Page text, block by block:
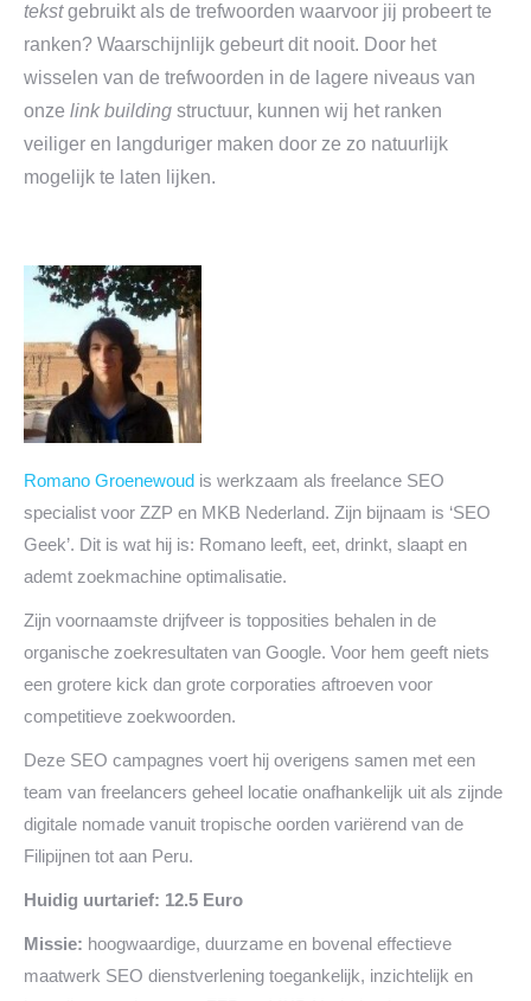
tekstgebruikt als de trefwoorden waarvoor jij probeert te
ranken? Waarschijnlijk gebeurt dit nooit. Door het
wisselen van de trefwoorden in de lagere niveaus van
onze link building structuur, kunnen wij het ranken
veiliger en langduriger maken door ze zo natuurlijk
mogelijk te laten lijken.
Romano Groenewoud is werkzaam als freelance SEO
specialist voor ZZP en MKB Nederland. Zijn bijnaam is ‘SEO
Geek’. Dit is wat hij is: Romano leeft, eet, drinkt, slaapt en
ademt zoekmachine optimalisatie.
Zijn voornaamste drijfveer is topposities behalen in de
organische zoekresultaten van Google. Voor hem geeft niets
een grotere kick dan grote corporaties aftroeven voor
competitieve zoekwoorden.
Deze SEO campagnes voert hij overigens samen met een
team van freelancers geheel locatie onafhankelijk uit als zijnde
digitale nomade vanuit tropische oorden variërend van de
Filipijnen tot aan Peru.
Huidig uurtarief: 12.5 Euro
Missie: hoogwaardige, duurzame en bovenal effectieve
maatwerk SEO dienstverlening toegankelijk, inzichtelijk en